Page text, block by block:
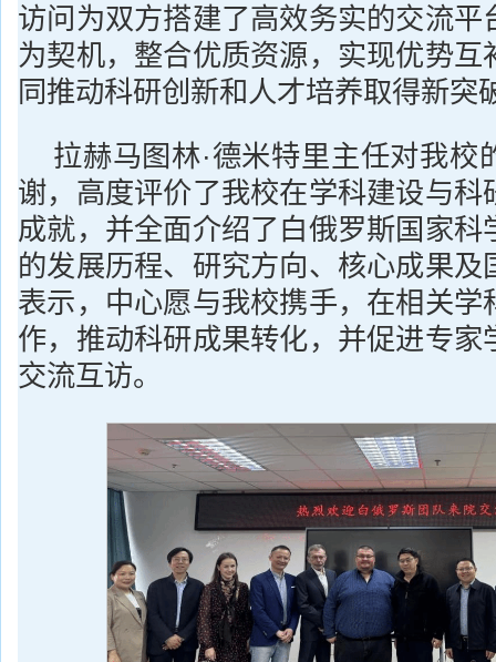
访问为双方搭建了高效务实的交流平
为契机，整合优质资源，实现优势互
同推动科研创新和人才培养取得新突
拉赫马图林·德米特里主任对我校
谢，高度评价了我校在学科建设与科
成就，并全面介绍了白俄罗斯国家科
的发展历程、研究方向、核心成果及
表示，中心愿与我校携手，在相关学
作，推动科研成果转化，并促进专家
交流互访。